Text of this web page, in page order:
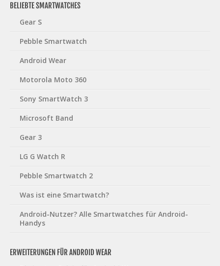
BELIEBTE SMARTWATCHES
Gear S
Pebble Smartwatch
Android Wear
Motorola Moto 360
Sony SmartWatch 3
Microsoft Band
Gear 3
LG G Watch R
Pebble Smartwatch 2
Was ist eine Smartwatch?
Android-Nutzer? Alle Smartwatches für Android-
Handys
ERWEITERUNGEN FÜR ANDROID WEAR